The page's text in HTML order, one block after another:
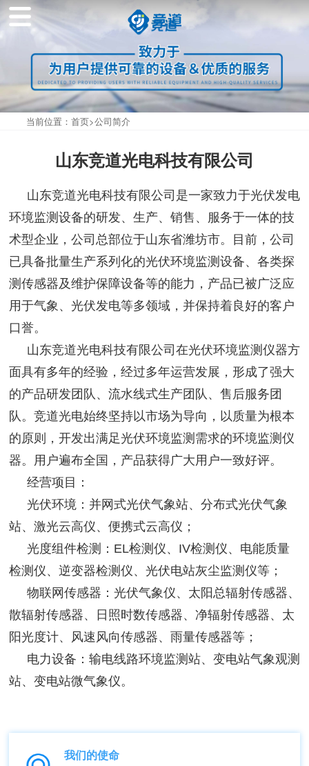
当前位置： 首页>公司简介
山东竞道光电科技有限公司
山东竞道光电科技有限公司是一家致力于光伏发电
环境监测设备的研发、生产、销售、服务于一体的技
术型企业，公司总部位于山东省潍坊市。目前，公司
已具备批量生产系列化的光伏环境监测设备、各类探
测传感器及维护保障设备等的能力，产品已被广泛应
用于气象、光伏发电等多领域，并保持着良好的客户
口誉。
山东竞道光电科技有限公司在光伏环境监测仪器方
面具有多年的经验，经过多年运营发展，形成了强大
的产品研发团队、流水线式生产团队、售后服务团
队。竞道光电始终坚持以市场为导向，以质量为根本
的原则，开发出满足光伏环境监测需求的环境监测仪
器。用户遍布全国，产品获得广大用户一致好评。
经营项目：
光伏环境：并网式光伏气象站、分布式光伏气象
站、激光云高仪、便携式云高仪；
光度组件检测：EL检测仪、IV检测仪、电能质量
检测仪、逆变器检测仪、光伏电站灰尘监测仪等；
物联网传感器：光伏气象仪、 太阳总辐射传感器、
散辐射传感器、日照时数传感器、净辐射传感器、太
阳光度计、 风速风向传感器、雨量传感器等；
电力设备：输电线路环境监测站、变电站气象观测
站、变电站微气象仪。
我们的使命